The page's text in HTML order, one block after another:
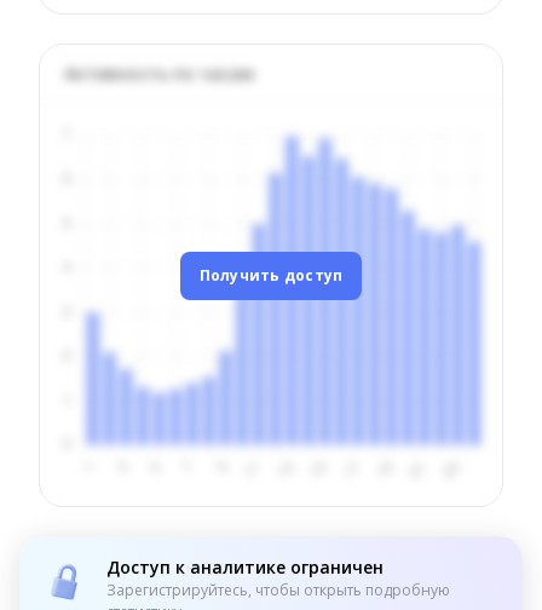
Активность по часам
Получить доступ
Доступ к аналитике ограничен
Зарегистрируйтесь, чтобы открыть подробную